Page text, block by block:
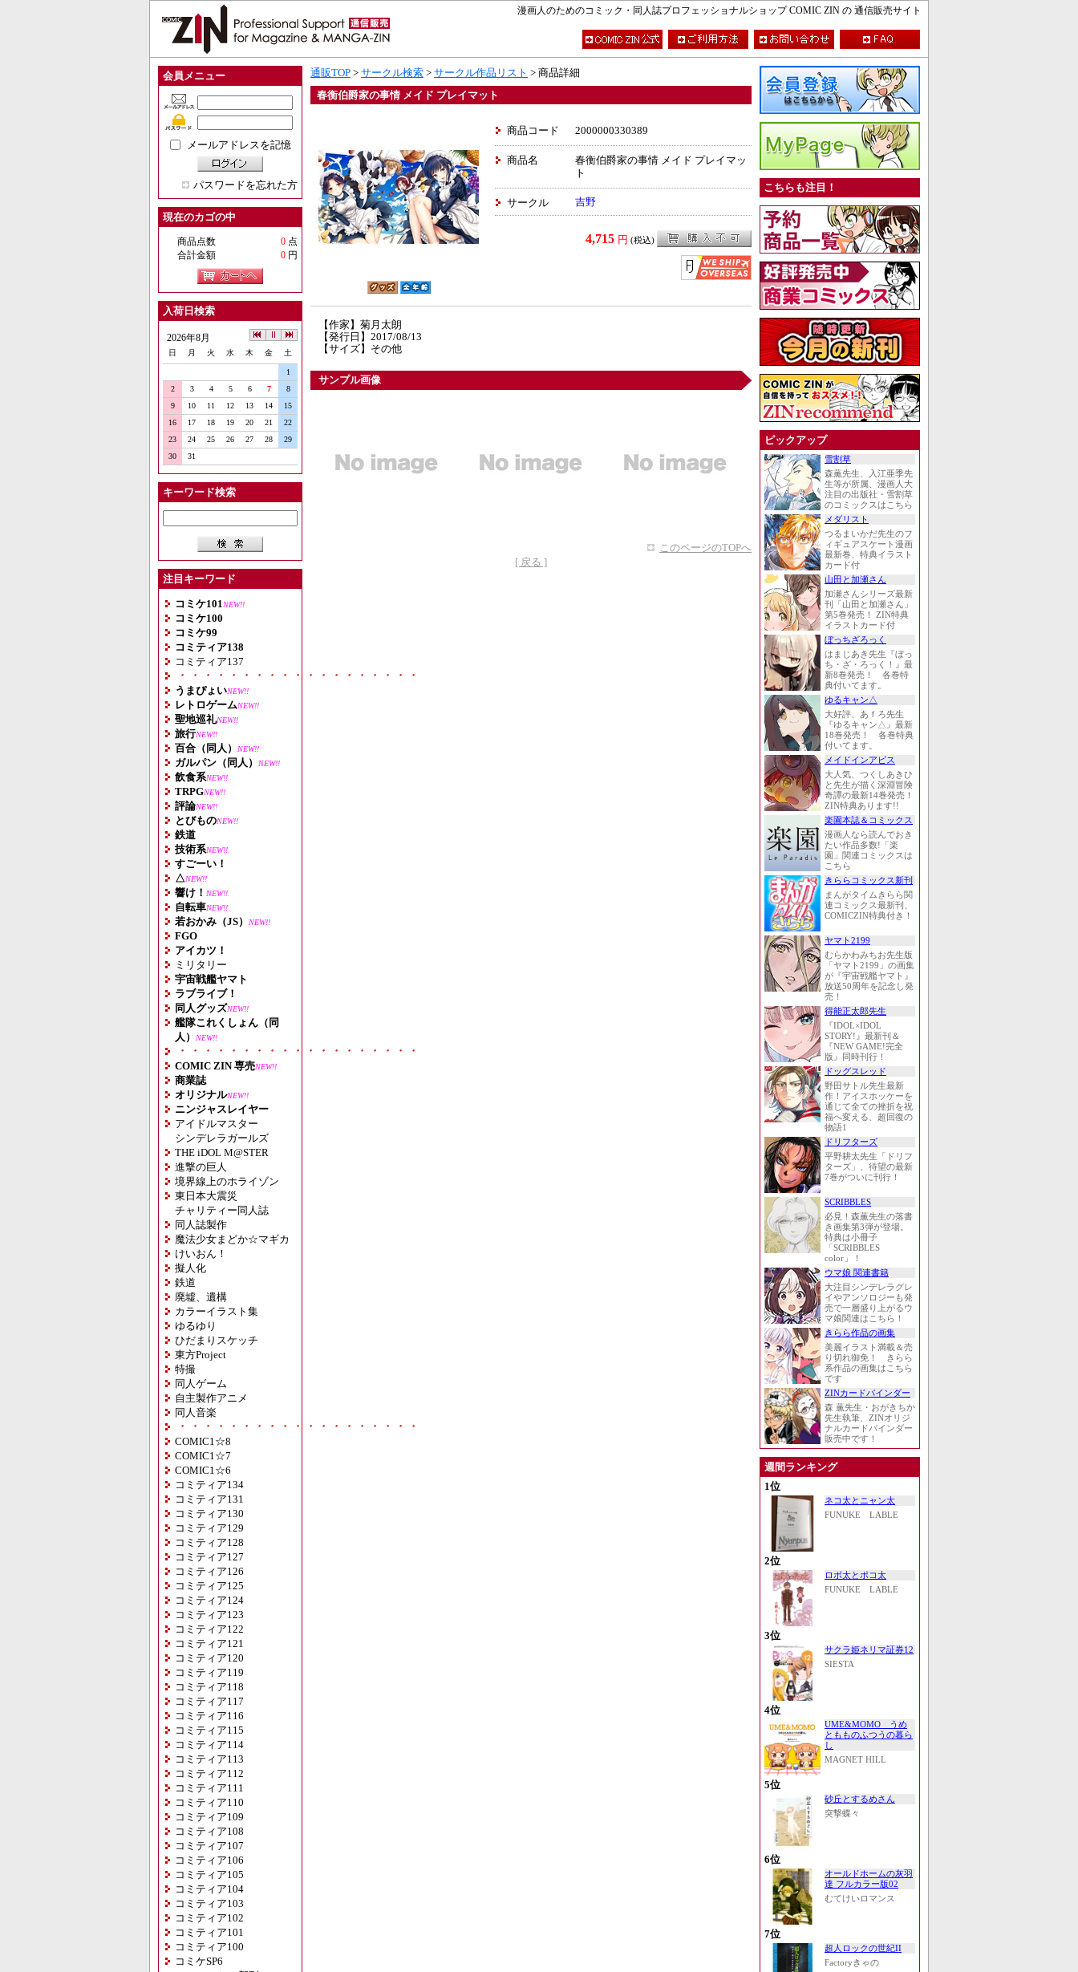
漫画人のためのコミック・同人誌プロフェッショナルショップ COMIC ZIN の 通信販売サイト
会員メニュー
メールアドレスを記憶
パスワードを忘れた方
現在のカゴの中
商品点数 0 点
合計金額
0 円
入荷日検索
2026年8月
日 月 火 水 木 金 土
1
2
3 4 5 6 7
8
9
10 11 12 13 14
15
16
17 18 19 20 21
22
23
24 25 26 27 28
29
30
31
キーワード検索
注目キーワード
コミケ101 NEW!!
コミケ100
コミケ99
コミティア138
コミティア137
・・・・・・・・・・・・・・・・・・・
うまぴょいNEW!!
レトロゲームNEW!!
聖地巡礼NEW!!
旅行NEW!!
百合（同人） NEW!!
ガルパン（同人） NEW!!
飲食系NEW!!
TRPGNEW!!
評論NEW!!
とびものNEW!!
鉄道
技術系NEW!!
すごーい！
△NEW!!
響け！ NEW!!
自転車NEW!!
若おかみ（JS） NEW!!
FGO
アイカツ！
ミリタリー
宇宙戦艦ヤマト
ラブライブ！
同人グッズNEW!!
艦隊これくしょん（同
人）
NEW!!
・・・・・・・・・・・・・・・・・・・
COMIC ZIN 専売NEW!!
商業誌
オリジナルNEW!!
ニンジャスレイヤー
アイドルマスター
シンデレラガールズ
THE iDOL M@STER
進撃の巨人
境界線上のホライゾン
東日本大震災
チャリティー同人誌
同人誌製作
魔法少女まどか☆マギカ
けいおん！
擬人化
鉄道
廃墟、遺構
カラーイラスト集
ゆるゆり
ひだまりスケッチ
東方Project
特撮
同人ゲーム
自主製作アニメ
同人音楽
・・・・・・・・・・・・・・・・・・・
COMIC1☆8
COMIC1☆7
COMIC1☆6
コミティア134
コミティア131
コミティア130
コミティア129
コミティア128
コミティア127
コミティア126
コミティア125
コミティア124
コミティア123
コミティア122
コミティア121
コミティア120
コミティア119
コミティア118
コミティア117
コミティア116
コミティア115
コミティア114
コミティア113
コミティア112
コミティア111
コミティア110
コミティア109
コミティア108
コミティア107
コミティア106
コミティア105
コミティア104
コミティア103
コミティア102
コミティア101
コミティア100
コミケSP6
通販TOP > サークル検索 > サークル作品リスト > 商品詳細
春衡伯爵家の事情 メイド プレイマット
商品コード 2000000330389
商品名
春衡伯爵家の事情 メイド プレイマッ
ト
サークル 吉野
4,715 円 (税込)
【作家】菊月太朗
【発行日】2017/08/13
【サイズ】その他
サンプル画像
このページのTOPへ
[ 戻る ]
こちらも注目！
ピックアップ
雪割草
森薫先生、入江亜季先
生等が所属、漫画人大
注目の出版社・雪割草
のコミックスはこちら
メダリスト
つるまいかだ先生のフ
ィギュアスケート漫画
最新巻、特典イラスト
カード付
山田と加瀬さん
加瀬さんシリーズ最新
刊「山田と加瀬さん」
第5巻発売！ ZIN特典
イラストカード付
ぼっちざろっく
はまじあき先生『ぼっ
ち・ざ・ろっく！』最
新8巻発売！ 各巻特
典付いてます。
ゆるキャン△
大好評、あｆろ先生
『ゆるキャン△』最新
18巻発売！ 各巻特典
付いてます。
メイドインアビス
大人気、つくしあきひ
と先生が描く深淵冒険
奇譚の最新14巻発売！
ZIN特典あります!!
楽園本誌＆コミックス
漫画人なら読んでおき
たい作品多数!「楽
園」関連コミックスは
こちら
きららコミックス新刊
まんがタイムきらら関
連コミックス最新刊、
COMICZIN特典付き！
ヤマト2199
むらかわみちお先生版
「ヤマト2199」の画集
が『宇宙戦艦ヤマト』
放送50周年を記念し発
売！
得能正太郎先生
『IDOL×IDOL
STORY!』最新刊＆
『NEW GAME!完全
版』同時刊行！
ドッグスレッド
野田サトル先生最新
作！アイスホッケーを
通じて全ての挫折を祝
福へ変える、超回復の
物語1
ドリフターズ
平野耕太先生「ドリフ
ターズ」、待望の最新
7巻がついに刊行！
SCRIBBLES
必見！森薫先生の落書
き画集第3弾が登場。
特典は小冊子
「SCRIBBLES
color」！
ウマ娘 関連書籍
大注目シンデレラグレ
イやアンソロジーも発
売で一層盛り上がるウ
マ娘関連はこちら！
きらら作品の画集
美麗イラスト満載＆売
り切れ御免！ きらら
系作品の画集はこちら
です
ZINカードバインダー
森 薫先生・おがきちか
先生執筆、ZINオリジ
ナルカードバインダー
販売中です！
週間ランキング
1位
ネコ太とニャン太
FUNUKE LABLE
2位
ロボ太とポコ太
FUNUKE LABLE
3位
サクラ姫ネリマ証券12
SIESTA
4位
UME&MOMO うめ
ともものふつうの暮ら
し
MAGNET HILL
5位
砂丘とするめさん
突撃蝶々
6位
オールドホームの灰羽
達 フルカラー版02
むてけいロマンス
7位
超人ロックの世紀II
Factoryきゃの